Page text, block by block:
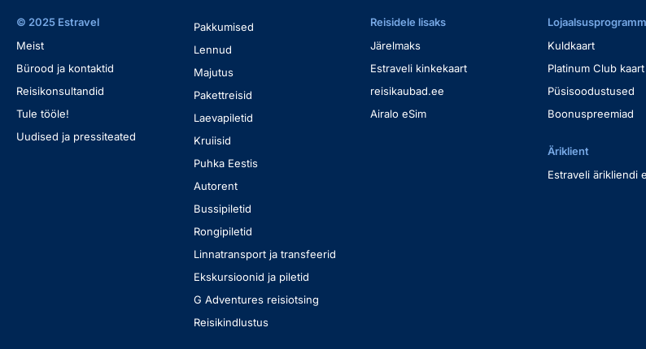
© 2025 Estravel
Meist
Bürood ja kontaktid
Reisikonsultandid
Tule tööle!
Uudised ja pressiteated
Pakkumised
Lennud
Majutus
Pakettreisid
Laevapiletid
Kruiisid
Puhka Eestis
Autorent
Bussipiletid
Rongipiletid
Linnatransport ja transfeerid
Ekskursioonid ja piletid
G Adventures reisiotsing
Reisikindlustus
Reisidele lisaks
Järelmaks
Estraveli kinkekaart
reisikaubad.ee
Airalo eSim
Lojaalsusprogramm
Kuldkaart
Platinum Club kaart
Püsisoodustused
Boonuspreemiad
Äriklient
Estraveli ärikliendi